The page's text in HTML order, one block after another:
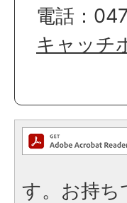
電話：
キャッチ
す。お持ち